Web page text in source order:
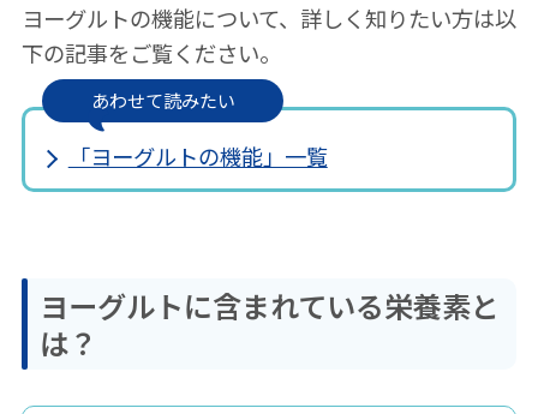
食べるヨーグルト、どっちがよい？
4.ヨーグルトはどのように作って
いるの？
殺菌について
5. ヨーグルトの歴史
ヨーグルトの機能について、詳しく知りたい方は以
下の記事をご覧ください。
あわせて読みたい
「ヨーグルトの機能」一覧
ヨーグルトに含まれている栄養素と
は？